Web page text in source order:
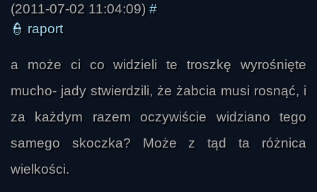
(2011-07-02 11:04:09) #
👮 raport
a może ci co widzieli te troszkę wyrośnięte
mucho- jady stwierdzili, że żabcia musi rosnąć, i
za każdym razem oczywiście widziano tego
samego skoczka? Może z tąd ta różnica
wielkości.